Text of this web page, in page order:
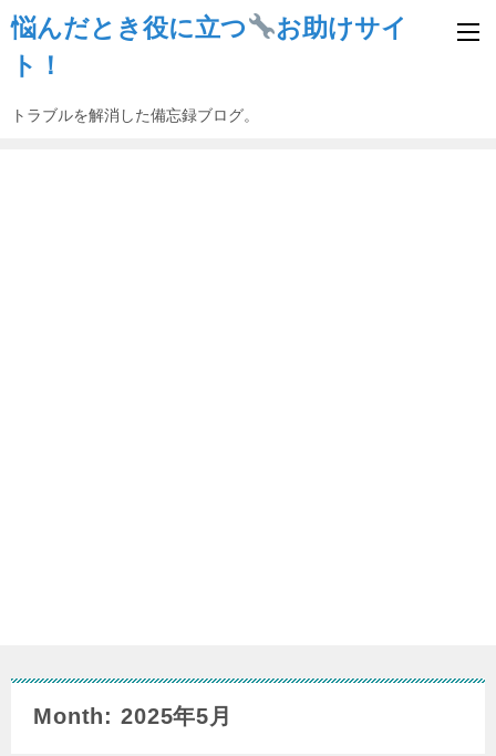
悩んだとき役に立つ
お助けサイ
ト！
トラブルを解消した備忘録ブログ。
Month: 2025年5月